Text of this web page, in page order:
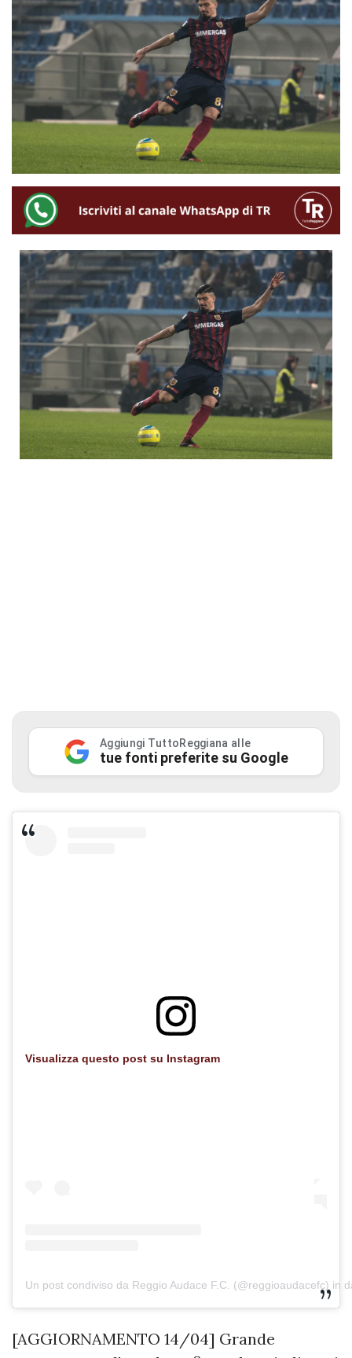
Aggiungi TuttoReggiana alle
tue fonti preferite su Google
Visualizza questo post su Instagram
Un post condiviso da Reggio Audace F.C. (@reggioaudacefc) in
[AGGIORNAMENTO 14/04] Grande